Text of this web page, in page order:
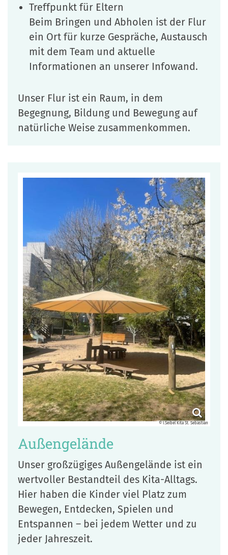
Treffpunkt für Eltern
Beim Bringen und Abholen ist der Flur
ein Ort für kurze Gespräche, Austausch
mit dem Team und aktuelle
Informationen an unserer Infowand.
Unser Flur ist ein Raum, in dem
Begegnung, Bildung und Bewegung auf
natürliche Weise zusammenkommen.
© I.Seibel Kita St. Sebastian
Außengelände
Unser großzügiges Außengelände ist ein
wertvoller Bestandteil des Kita-Alltags.
Hier haben die Kinder viel Platz zum
Bewegen, Entdecken, Spielen und
Entspannen – bei jedem Wetter und zu
jeder Jahreszeit.